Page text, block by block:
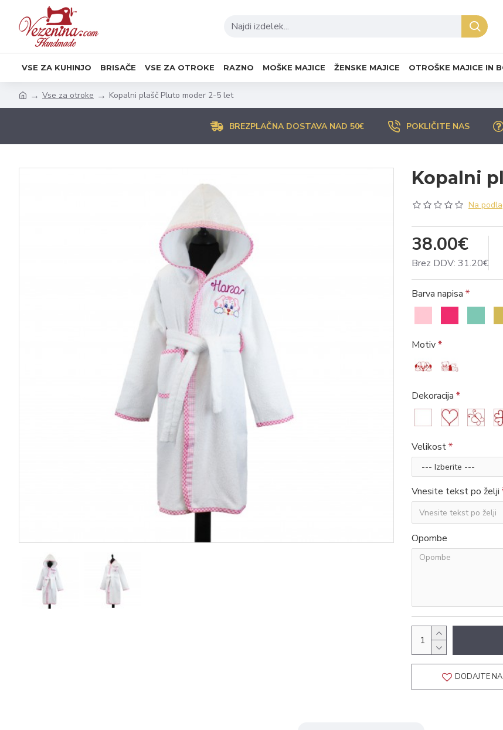
VSE ZA KUHINJO BRISAČE VSE ZA OTROKE RAZNO MOŠKE MAJICE ŽENSKE MAJICE OTROŠKE MAJICE IN
Vse za otroke Kopalni plašč Pluto moder 2-5 let
BREZPLAČNA DOSTAVA NAD 50€ POKLIČITE NAS
Kopalni
Na
38.00€
Brez DDV: 31.20€
Barva napisa
Motiv
Dekoracija
Velikost
Vnesite tekst po želji
Opombe
DODAJTE